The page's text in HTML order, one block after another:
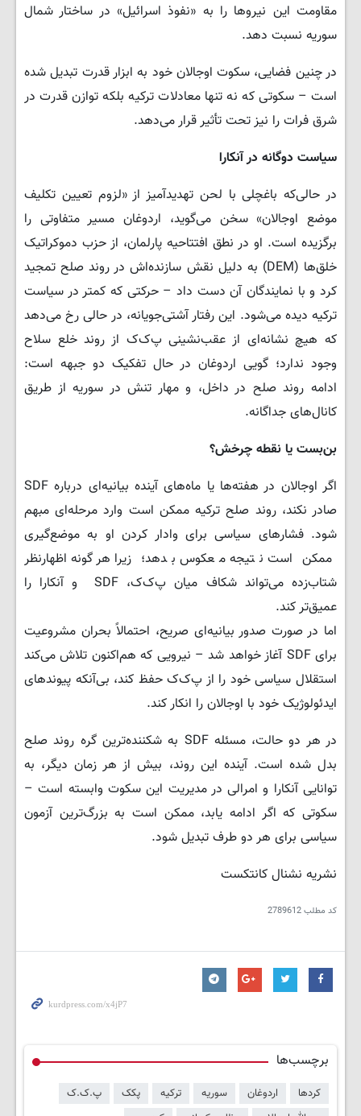
مقاومت این نیروها را به «نفوذ اسرائیل» در ساختار شمال
سوریه نسبت دهد.
در چنین فضایی، سکوت اوجالان خود به ابزار قدرت تبدیل شده
است – سکوتی که نه تنها معادلات ترکیه بلکه توازن قدرت در
شرق فرات را نیز تحت تأثیر قرار می‌دهد.
سیاست دوگانه در آنکارا
در حالی‌که باغچلی با لحن تهدیدآمیز از «لزوم تعیین تکلیف
موضع اوجالان» سخن می‌گوید، اردوغان مسیر متفاوتی را
برگزیده است. او در نطق افتتاحیه پارلمان، از حزب دموکراتیک
خلق‌ها (DEM) به دلیل نقش سازنده‌اش در روند صلح تمجید
کرد و با نمایندگان آن دست داد – حرکتی که کمتر در سیاست
ترکیه دیده می‌شود. این رفتار آشتی‌جویانه، در حالی رخ می‌دهد
که هیچ نشانه‌ای از عقب‌نشینی پ‌ک‌ک از روند خلع سلاح
وجود ندارد؛ گویی اردوغان در حال تفکیک دو جبهه است:
ادامه روند صلح در داخل، و مهار تنش در سوریه از طریق
کانال‌های جداگانه.
بن‌بست یا نقطه چرخش؟
اگر اوجالان در هفته‌ها یا ماه‌های آینده بیانیه‌ای درباره SDF
صادر نکند، روند صلح ترکیه ممکن است وارد مرحله‌ای مبهم
شود. فشارهای سیاسی برای وادار کردن او به موضع‌گیری
ممکن است نتیجه معکوس بدهد؛ زیرا هرگونه اظهارنظر
شتاب‌زده می‌تواند شکاف میان پ‌ک‌ک، SDF و آنکارا را
عمیق‌تر کند.
اما در صورت صدور بیانیه‌ای صریح، احتمالاً بحران مشروعیت
برای SDF آغاز خواهد شد – نیرویی که هم‌اکنون تلاش می‌کند
استقلال سیاسی خود را از پ‌ک‌ک حفظ کند، بی‌آنکه پیوندهای
ایدئولوژیک خود با اوجالان را انکار کند.
در هر دو حالت، مسئله SDF به شکننده‌ترین گره روند صلح
بدل شده است. آینده این روند، بیش از هر زمان دیگر، به
توانایی آنکارا و امرالی در مدیریت این سکوت وابسته است –
سکوتی که اگر ادامه یابد، ممکن است به بزرگ‌ترین آزمون
سیاسی برای هر دو طرف تبدیل شود.
نشریه نشنال کانتکست
کد مطلب2789612
برچسب‌ها
کردها اردوغان سوریه ترکیه پکک
پ.ک.ک